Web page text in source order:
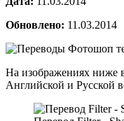
Обновлено: 11.03.2014
На изображениях ниже
Английской и Русской